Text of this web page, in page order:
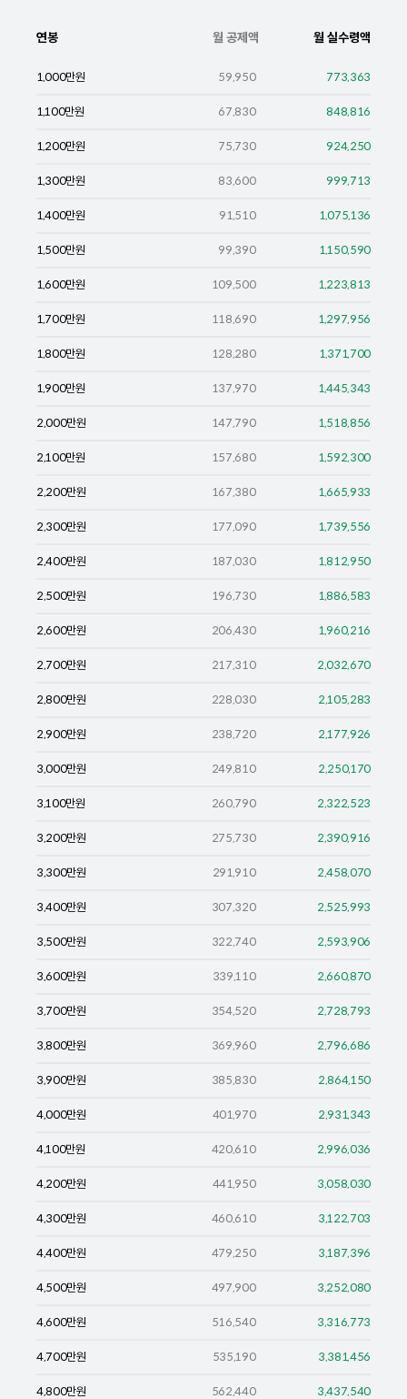
연봉 월 공제액 월 실수령액
1,000만원 59,950 773,363
1,100만원 67,830 848,816
1,200만원 75,730 924,250
1,300만원 83,600 999,713
1,400만원 91,510 1,075,136
1,500만원 99,390 1,150,590
1,600만원 109,500 1,223,813
1,700만원 118,690 1,297,956
1,800만원 128,280 1,371,700
1,900만원 137,970 1,445,343
2,000만원 147,790 1,518,856
2,100만원 157,680 1,592,300
2,200만원 167,380 1,665,933
2,300만원 177,090 1,739,556
2,400만원 187,030 1,812,950
2,500만원 196,730 1,886,583
2,600만원 206,430 1,960,216
2,700만원 217,310 2,032,670
2,800만원 228,030 2,105,283
2,900만원 238,720 2,177,926
3,000만원 249,810 2,250,170
3,100만원 260,790 2,322,523
3,200만원 275,730 2,390,916
3,300만원 291,910 2,458,070
3,400만원 307,320 2,525,993
3,500만원 322,740 2,593,906
3,600만원 339,110 2,660,870
3,700만원 354,520 2,728,793
3,800만원 369,960 2,796,686
3,900만원 385,830 2,864,150
4,000만원 401,970 2,931,343
4,100만원 420,610 2,996,036
4,200만원 441,950 3,058,030
4,300만원 460,610 3,122,703
4,400만원 479,250 3,187,396
4,500만원 497,900 3,252,080
4,600만원 516,540 3,316,773
4,700만원 535,190 3,381,456
4,800만원 562,440 3,437,540